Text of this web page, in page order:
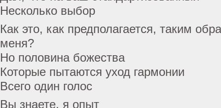
Несколько выбор
Как это, как предполагается, таким
меня?
Но половина божества
Которые пытаются уход гармонии
Всего один голос
Вы знаете, я опыт